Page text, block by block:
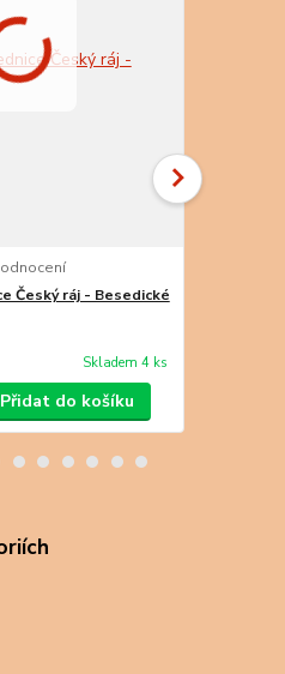
Český ráj - Besedické
Skladem 4 ks
Přidat do košíku